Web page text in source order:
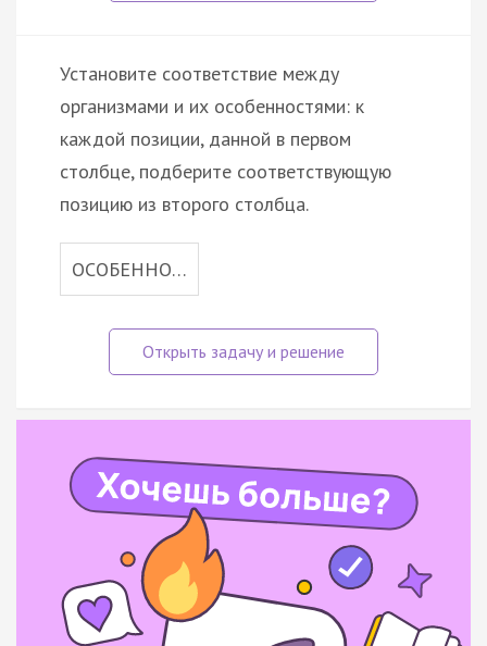
Установите соответствие между
организмами и их особенностями: к
каждой позиции, данной в первом
столбце, подберите соответствующую
позицию из второго столбца.
ОСОБЕННО…